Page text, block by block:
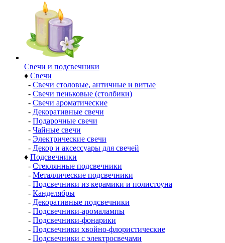
Свечи и подсвечники
♦ Свечи
- Свечи столовые, античные и витые
- Свечи пеньковые (столбики)
- Свечи ароматические
- Декоративные свечи
- Подарочные свечи
- Чайные свечи
- Электрические свечи
- Декор и аксессуары для свечей
♦ Подсвечники
- Стеклянные подсвечники
- Металлические подсвечники
- Подсвечники из керамики и полистоуна
- Канделябры
- Декоративные подсвечники
- Подсвечники-аромалампы
- Подсвечники-фонарики
- Подсвечники хвойно-флористические
- Подсвечники с электросвечами